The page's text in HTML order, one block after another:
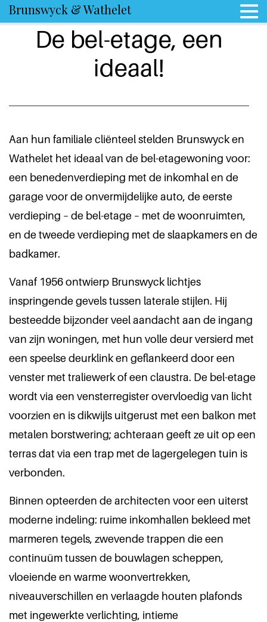
Brunswyck & Wathelet
De bel-etage, een
ideaal!
Aan hun familiale cliënteel stelden Brunswyck en
Wathelet het ideaal van de bel-etagewoning voor:
een benedenverdieping met de inkomhal en de
garage voor de onvermijdelijke auto, de eerste
verdieping – de bel-etage – met de woonruimten,
en de tweede verdieping met de slaapkamers en de
badkamer.
Vanaf 1956 ontwierp Brunswyck lichtjes
inspringende gevels tussen laterale stijlen. Hij
besteedde bijzonder veel aandacht aan de ingang
van zijn woningen, met hun volle deur versierd met
een speelse deurklink en geflankeerd door een
venster met traliewerk of een claustra. De bel-etage
wordt via een vensterregister overvloedig van licht
voorzien en is dikwijls uitgerust met een balkon met
metalen borstwering; achteraan geeft ze uit op een
terras dat via een trap met de lagergelegen tuin is
verbonden.
Binnen opteerden de architecten voor een uiterst
moderne indeling: ruime inkomhallen bekleed met
marmeren tegels, zwevende trappen die een
continuüm tussen de bouwlagen scheppen,
vloeiende en warme woonvertrekken,
niveauverschillen en verlaagde houten plafonds
met ingewerkte verlichting, intieme